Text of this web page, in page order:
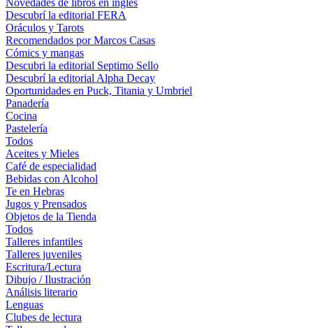
Novedades de libros en inglés
Descubrí la editorial FERA
Oráculos y Tarots
Recomendados por Marcos Casas
Cómics y mangas
Descubri la editorial Septimo Sello
Descubrí la editorial Alpha Decay
Oportunidades en Puck, Titania y Umbriel
Panadería
Cocina
Pastelería
Todos
Aceites y Mieles
Café de especialidad
Bebidas con Alcohol
Te en Hebras
Jugos y Prensados
Objetos de la Tienda
Todos
Talleres infantiles
Talleres juveniles
Escritura/Lectura
Dibujo / Ilustración
Análisis literario
Lenguas
Clubes de lectura